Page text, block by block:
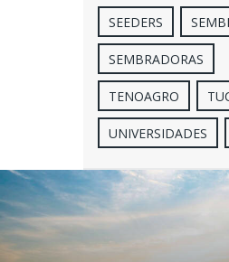
SEEDERS
SEMBRADORAS
TENOAGRO
UNIVERSIDADES